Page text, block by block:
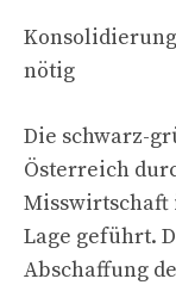
nötig
Die schwarz-
Österreich
Misswirtschaft
Lage geführt.
Abschaffung